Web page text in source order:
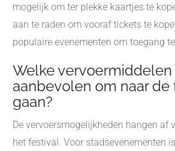
mogelijk om ter plekke kaartjes te
aan te raden om vooraf tickets te
populaire evenementen om toegang
Welke
aanbevolen om naar
gaan?
De vervoersmogelijkheden hangen af
het festival. Voor stadsevenementen